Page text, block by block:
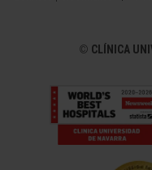
© CLÍNICA